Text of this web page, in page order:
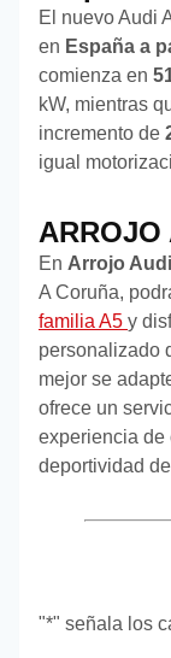
El nuevo Audi
en España a
comienza en
kW, mientras
incremento de
igual
ARROJO
En Arrojo Audi
A Coruña,
familia A5 y
personalizado
mejor se
ofrece un
experiencia de
deportividad
"*" señala los